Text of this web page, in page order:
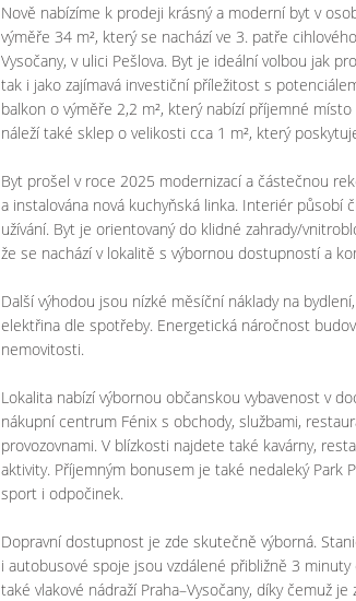
Nově nabízíme k prodeji krásný a moderní byt v
výměře 34 m², který se nachází ve 3. patře
Vysočany, v ulici Pešlova. Byt je ideální volbou jak
tak i jako zajímavá investiční příležitost s
balkon o výměře 2,2 m², který nabízí příjemné
náleží také sklep o velikosti cca 1 m², který
Byt prošel v roce 2025 modernizací a částečnou
a instalována nová kuchyňská linka. Interiér
užívání. Byt je orientovaný do klidné zahrady/
že se nachází v lokalitě s výbornou dostupností a
Další výhodou jsou nízké měsíční náklady na
elektřina dle spotřeby. Energetická náročnost
nemovitosti.
Lokalita nabízí výbornou občanskou vybavenost v
nákupní centrum Fénix s obchody, službami,
provozovnami. V blízkosti najdete také kavárny,
aktivity. Příjemným bonusem je také nedaleký Park
sport i odpočinek.
Dopravní dostupnost je zde skutečně výborná.
i autobusové spoje jsou vzdálené přibližně 3
také vlakové nádraží Praha–Vysočany, díky čemuž